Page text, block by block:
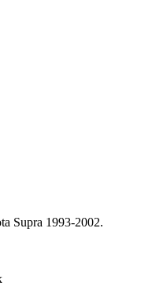
Supra 1993-2002.